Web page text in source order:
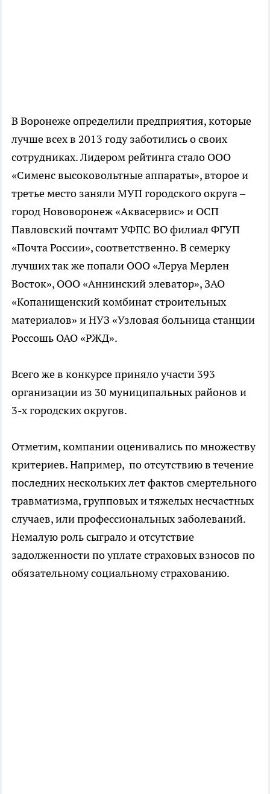
В Воронеже определили предприятия, которые
лучше всех в 2013 году заботились о своих
сотрудниках. Лидером рейтинга стало ООО
«Сименс высоковольтные аппараты», второе и
третье место заняли МУП городского округа –
город Нововоронеж «Аквасервис» и ОСП
Павловский почтамт УФПС ВО филиал ФГУП
«Почта России», соответственно. В семерку
лучших так же попали ООО «Леруа Мерлен
Восток», ООО «Аннинский элеватор», ЗАО
«Копанищенский комбинат строительных
материалов» и НУЗ «Узловая больница станции
Россошь ОАО «РЖД».
Всего же в конкурсе приняло участи 393
организации из 30 муниципальных районов и
3-х городских округов.
Отметим, компании оценивались по множеству
критериев. Например, по отсутствию в течение
последних нескольких лет фактов смертельного
травматизма, групповых и тяжелых несчастных
случаев, или профессиональных заболеваний.
Немалую роль сыграло и отсутствие
задолженности по уплате страховых взносов по
обязательному социальному страхованию.